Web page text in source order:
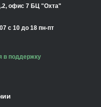
офис 7 БЦ "Охта"
c 10 до 18 пн-пт
в поддержку